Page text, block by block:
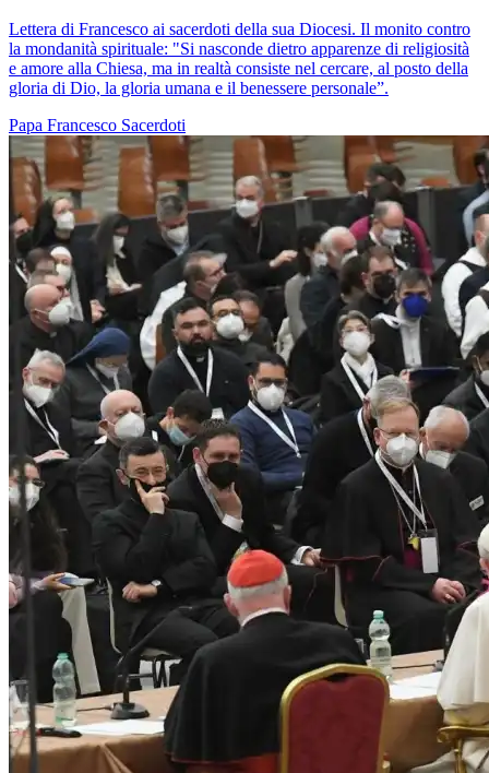
Lettera di Francesco ai sacerdoti della sua Diocesi. Il monito contro
la mondanità spirituale: "Si nasconde dietro apparenze di religiosità
e amore alla Chiesa, ma in realtà consiste nel cercare, al posto della
gloria di Dio, la gloria umana e il benessere personale”.
Papa Francesco Sacerdoti